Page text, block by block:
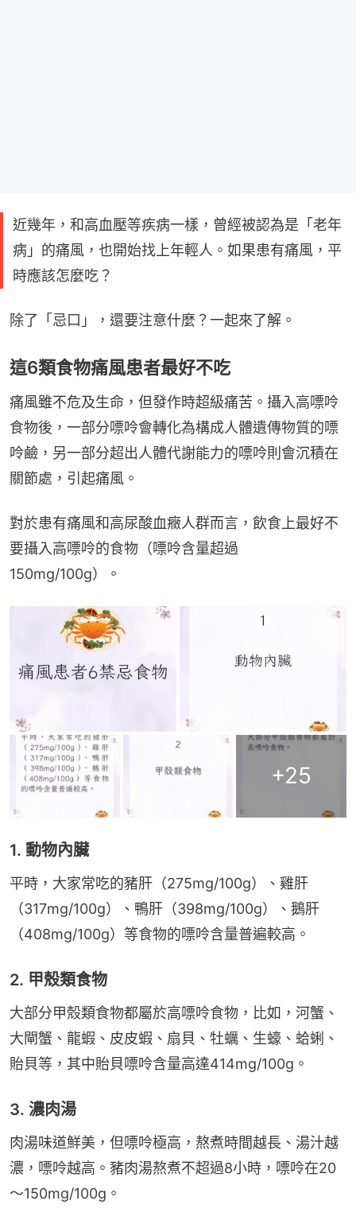
近幾年，和高血壓等疾病一樣，曾經被認為是「老年
病」的痛風，也開始找上年輕人。如果患有痛風，平
時應該怎麼吃？
除了「忌口」，還要注意什麼？一起來了解。
這6類食物痛風患者最好不吃
痛風雖不危及生命，但發作時超級痛苦。攝入高嘌呤
食物後，一部分嘌呤會轉化為構成人體遺傳物質的嘌
呤鹼，另一部分超出人體代謝能力的嘌呤則會沉積在
關節處，引起痛風。
對於患有痛風和高尿酸血癥人群而言，飲食上最好不
要攝入高嘌呤的食物（嘌呤含量超過
150mg/100g）。
+25
1. 動物內臟
平時，大家常吃的豬肝（275mg/100g）、雞肝
（317mg/100g）、鴨肝（398mg/100g）、鵝肝
（408mg/100g）等食物的嘌呤含量普遍較高。
2. 甲殼類食物
大部分甲殼類食物都屬於高嘌呤食物，比如，河蟹、
大閘蟹、龍蝦、皮皮蝦、扇貝、牡蠣、生蠔、蛤蜊、
貽貝等，其中貽貝嘌呤含量高達414mg/100g。
3. 濃肉湯
肉湯味道鮮美，但嘌呤極高，熬煮時間越長、湯汁越
濃，嘌呤越高。豬肉湯熬煮不超過8小時，嘌呤在20
～150mg/100g。